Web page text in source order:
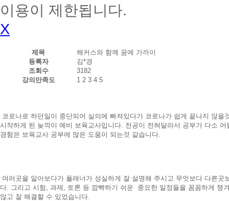
이용이 제한됩니다.
X
제목
해커스와 함께 꿈에 가까이
등록자
김*경
조회수
3182
강의만족도
1 2 3 4 5
코로나로 하던일이 중단되어 실의에 빠져있다가 코로나가 쉽게 끝나지 않을
시작하게 된 늦깍이 예비 보육교사입니다. 전공이 전혀달라서 공부가 다소
경험은 보육교사 공부에 많은 도움이 되는것 같습니다.
여러곳을 알아보다가 플래너가 성실하게 잘 설명해 주시고 무엇보다 다른곳
다. 그리고 시험, 과제, 토론 등 깜빡하기 쉬운 중요한 일정들을 꼼꼼하게 챙
않고 잘 해결할 수 있었습니다.